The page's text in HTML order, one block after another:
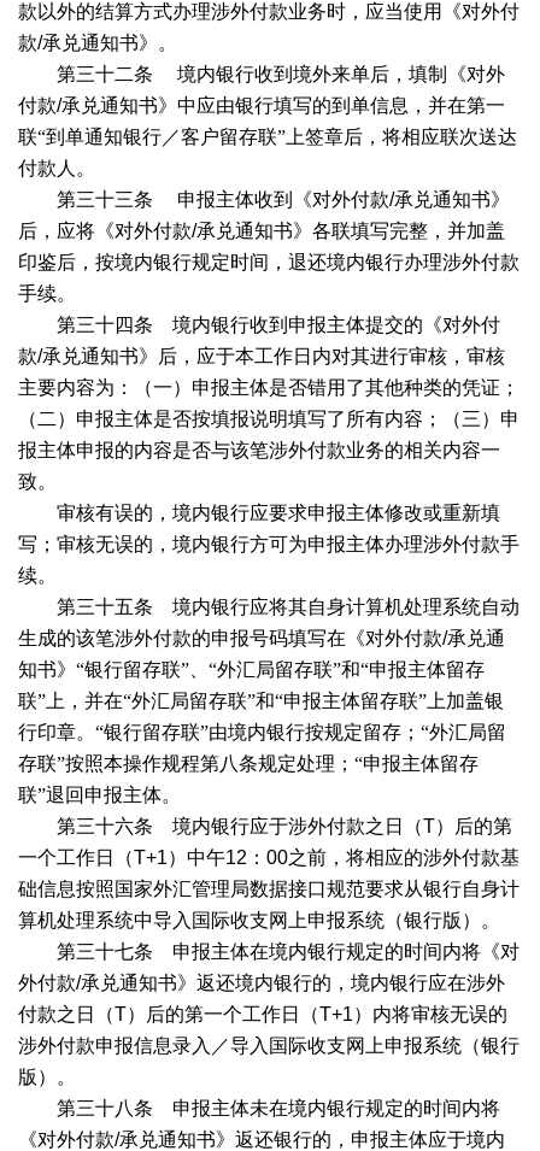
款以外的结算方式办理涉外付款业务时，应当使用《对外付
款/承兑通知书》。
第三十二条
境内银行收到境外来单后，填制《对外
付款/承兑通知书》中应由银行填写的到单信息，并在第一
联“到单通知银行／客户留存联”上签章后，将相应联次送达
付款人。
第三十三条
申报主体收到《对外付款/承兑通知书》
后，应将《对外付款/承兑通知书》各联填写完整，并加盖
印鉴后，按境内银行规定时间，退还境内银行办理涉外付款
手续。
第三十四条 境内银行收到申报主体提交的《对外付
款/承兑通知书》后，应于本工作日内对其进行审核，审核
主要内容为：（一）申报主体是否错用了其他种类的凭证；
（二）申报主体是否按填报说明填写了所有内容；（三）申
报主体申报的内容是否与该笔涉外付款业务的相关内容一
致。
审核有误的，境内银行应要求申报主体修改或重新填
写；审核无误的，境内银行方可为申报主体办理涉外付款手
续。
第三十五条 境内银行应将其自身计算机处理系统自动
生成的该笔涉外付款的申报号码填写在《对外付款/承兑通
知书》“银行留存联”、“外汇局留存联”和“申报主体留存
联”上，并在“外汇局留存联”和“申报主体留存联”上加盖银
行印章。“银行留存联”由境内银行按规定留存；“外汇局留
存联”按照本操作规程第八条规定处理；“申报主体留存
联”退回申报主体。
第三十六条 境内银行应于涉外付款之日（T）后的第
一个工作日（T+1）中午12 ： 00之前，将相应的涉外付款基
础信息按照国家外汇管理局数据接口规范要求从银行自身计
算机处理系统中导入国际收支网上申报系统（银行版）。
第三十七条 申报主体在境内银行规定的时间内将《对
外付款/承兑通知书》返还境内银行的，境内银行应在涉外
付款之日（T）后的第一个工作日（T+1）内将审核无误的
涉外付款申报信息录入／导入国际收支网上申报系统（银行
版）。
第三十八条 申报主体未在境内银行规定的时间内将
《对外付款/承兑通知书》返还银行的，申报主体应于境内